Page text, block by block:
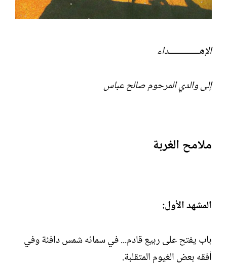
الإهـــــــــــــــداء
إلى والدي المرحوم صالح عباس
ملامح الغربة
المشهد الأول:
باب يفتح على ربيع قادم... في سمائه شمس دافئة وفي
أفقه بعض الغيوم المتقلبة.